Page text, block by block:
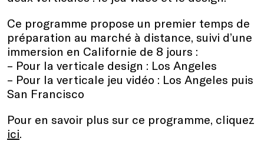
Ce programme propose un premier temps de
préparation au marché à distance, suivi d’une
immersion en Californie de 8 jours :
– Pour la verticale design : Los Angeles
– Pour la verticale jeu vidéo : Los Angeles puis
San Francisco
Pour en savoir plus sur ce programme, cliquez
ici.